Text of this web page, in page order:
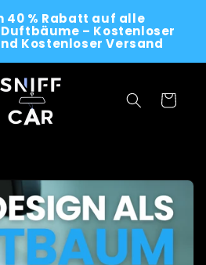
40 % Rabatt auf alle
– Kostenloser
Kostenloser Versand
Cart